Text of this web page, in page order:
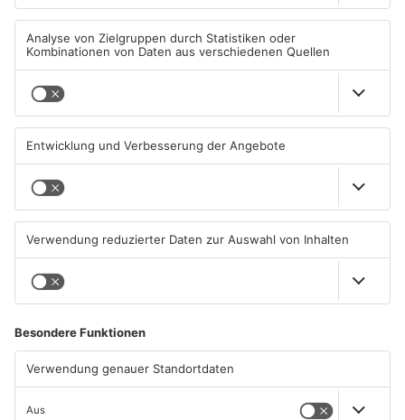
Tante Enso übernimmt
einzigen Supermarkt in
Pflaumheim
06.08.2026, 05:30 UHR IN KREIS
ASCHAFFENBURG
TOPNEWS
Großbaustelle auf A3
zwischen Hösbach und
Stockstadt